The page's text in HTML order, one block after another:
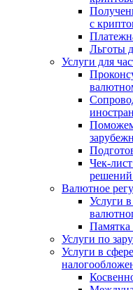
с
Льготы
Услуги для
Чек-
решений
Валютное
Услуги
Памятка
Услуги по
Услуги в